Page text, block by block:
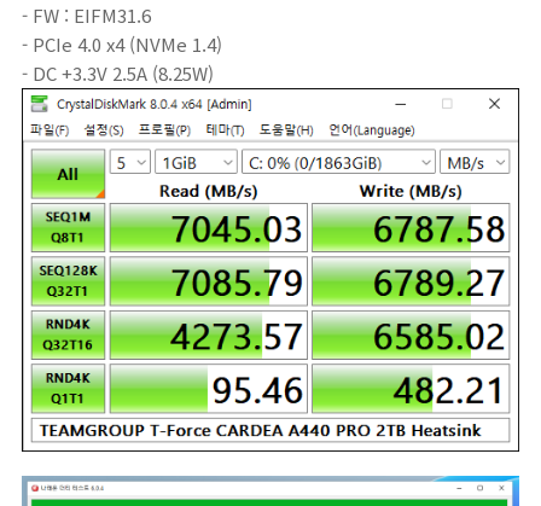
- FW : EIFM31.6
- PCIe 4.0 x4 (NVMe 1.4)
- DC +3.3V 2.5A (8.25W)